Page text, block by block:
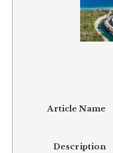
Article Name
Description